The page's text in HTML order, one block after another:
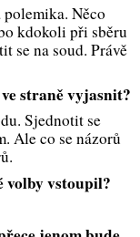
Něco
kdokoli při sběru
se na soud. Právě
straně vyjasnit?
Sjednotit se
Ale co se názorů
volby vstoupil?